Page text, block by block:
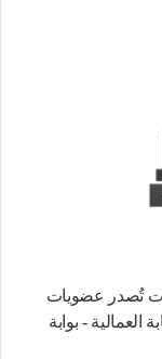
تُصدر عضويات
العمالية - بوابة